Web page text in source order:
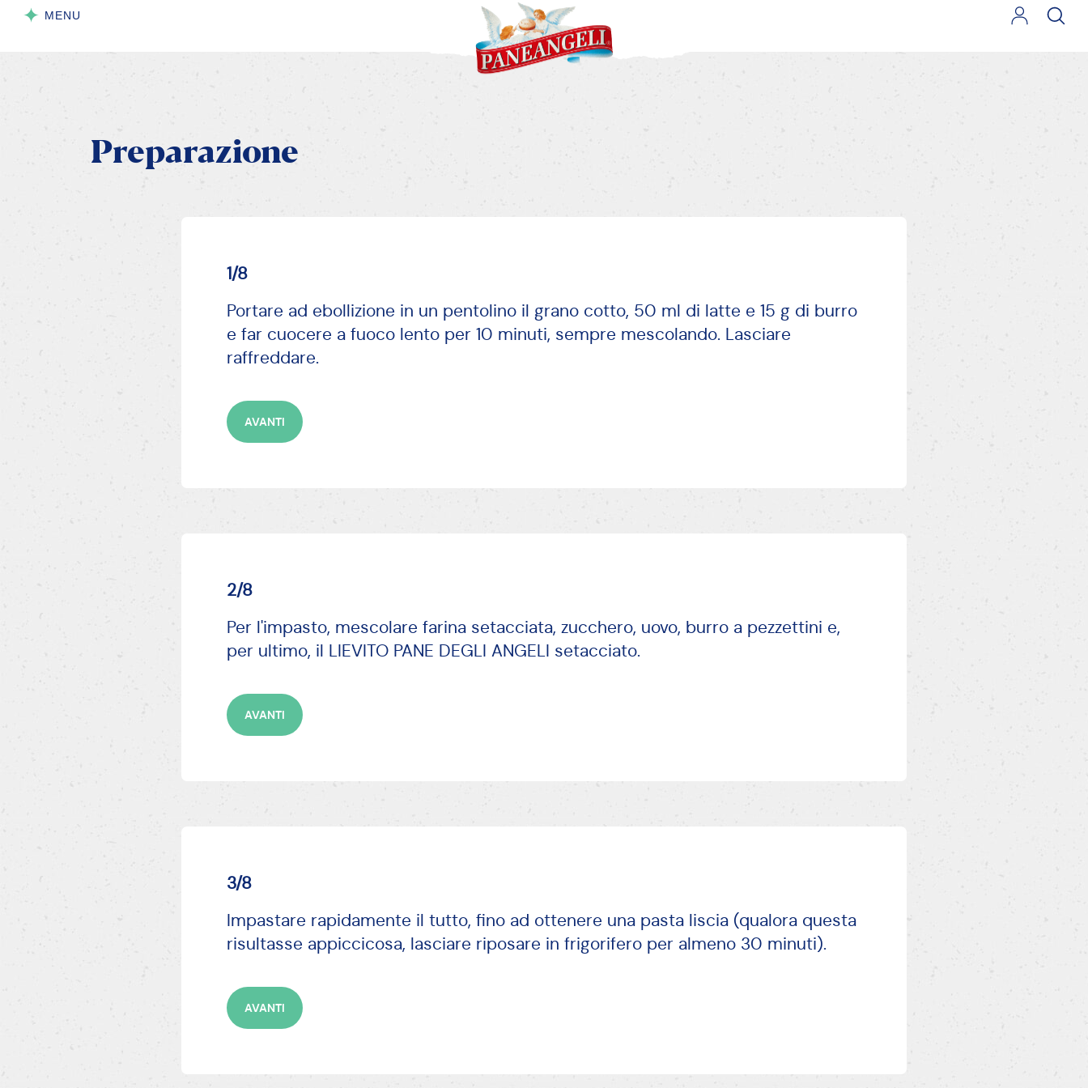
Cedro candito
Preparazione
1/8
Portare ad ebollizione in un pentolino il grano cotto, 50 ml di latte e 15 g di burro
e far cuocere a fuoco lento per 10 minuti, sempre mescolando. Lasciare
raffreddare.
AVANTI
2/8
Per l'impasto, mescolare farina setacciata, zucchero, uovo, burro a pezzettini e,
per ultimo, il LIEVITO PANE DEGLI ANGELI setacciato.
AVANTI
3/8
Impastare rapidamente il tutto, fino ad ottenere una pasta liscia (qualora questa
risultasse appiccicosa, lasciare riposare in frigorifero per almeno 30 minuti).
AVANTI